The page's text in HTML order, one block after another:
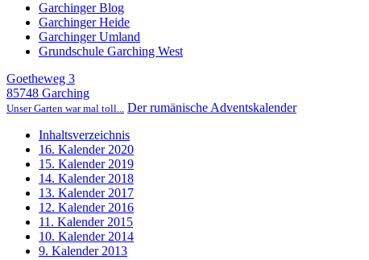
Garchinger Blog
Garchinger Heide
Garchinger Umland
Grundschule Garching West
Goetheweg 3
85748 Garching
Unser Garten war mal toll... Der rumänische Adventskalender
Inhaltsverzeichnis
16. Kalender 2020
15. Kalender 2019
14. Kalender 2018
13. Kalender 2017
12. Kalender 2016
11. Kalender 2015
10. Kalender 2014
9. Kalender 2013